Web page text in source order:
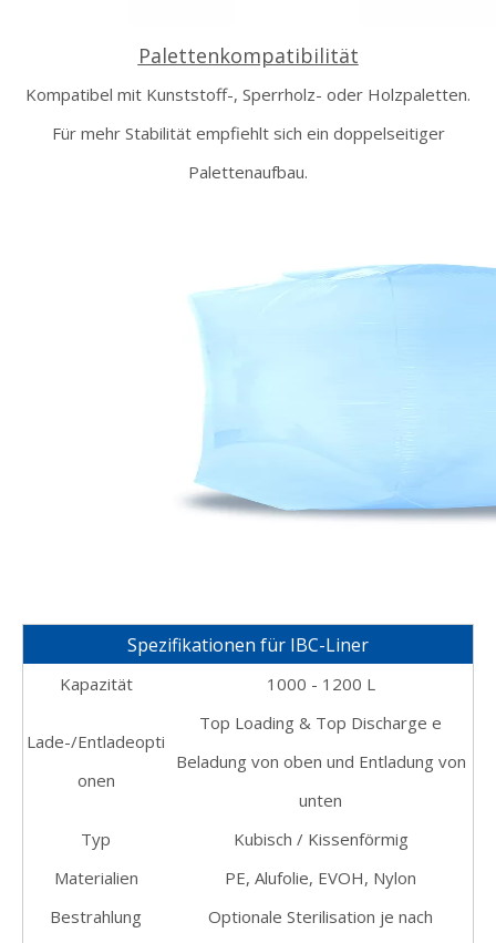
Palettenkompatibilität
Kompatibel mit Kunststoff-, Sperrholz- oder Holzpaletten.
Für mehr Stabilität empfiehlt sich ein doppelseitiger
Palettenaufbau.
Spezifikationen für IBC-Liner
Kapazität 1000 - 1200 L
Lade-/Entladeopti
onen
Top Loading & Top Discharge e
Beladung von oben und Entladung von
unten
Typ
Kubisch / Kissenförmig
Materialien
PE, Alufolie, EVOH, Nylon
Bestrahlung
Optionale Sterilisation je nach